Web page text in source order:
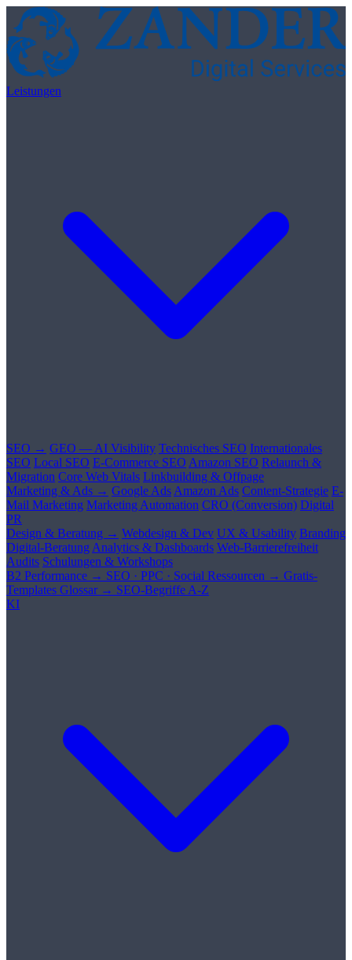
Skip to content
Leistungen
SEO → GEO — AI Visibility Technisches SEO Internationales
SEO Local SEO E-Commerce SEO Amazon SEO Relaunch &
Migration Core Web Vitals Linkbuilding & Offpage
Marketing & Ads → Google Ads Amazon Ads Content-Strategie E-
Mail Marketing Marketing Automation CRO (Conversion) Digital
PR
Design & Beratung → Webdesign & Dev UX & Usability Branding
Digital-Beratung Analytics & Dashboards Web-Barrierefreiheit
Audits Schulungen & Workshops
B2 Performance → SEO · PPC · Social Ressourcen → Gratis-
Templates Glossar → SEO-Begriffe A-Z
KI